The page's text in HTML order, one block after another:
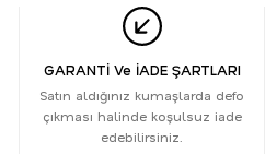
GARANTİ Ve İADE ŞARTLARI
Satın aldığınız kumaşlarda defo
çıkması halinde koşulsuz iade
edebilirsiniz.